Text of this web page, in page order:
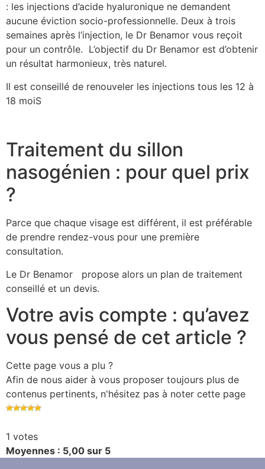
: les injections d’acide hyaluronique ne demandent
aucune éviction socio-professionnelle. Deux à trois
semaines après l’injection, le Dr Benamor vous reçoit
pour un contrôle. L’objectif du Dr Benamor est d’obtenir
un résultat harmonieux, très naturel.
Il est conseillé de renouveler les injections tous les 12 à
18 moiS
Traitement du sillon
nasogénien : pour quel prix
?
Parce que chaque visage est différent, il est préférable
de prendre rendez-vous pour une première
consultation.
Le Dr Benamor propose alors un plan de traitement
conseillé et un devis.
Votre avis compte : qu’avez
vous pensé de cet article ?
Cette page vous a plu ?
Afin de nous aider à vous proposer toujours plus de
contenus pertinents, n'hésitez pas à noter cette page
1 votes
Moyennes : 5,00 sur 5